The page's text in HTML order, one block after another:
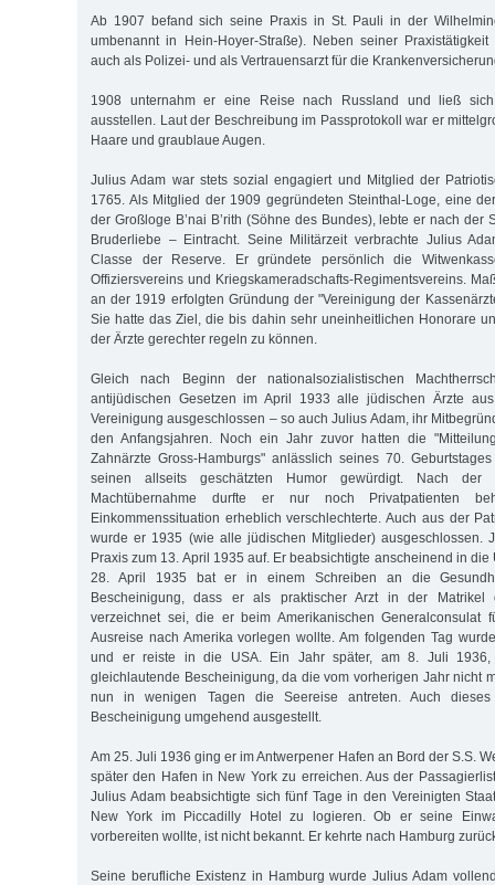
Ab 1907 befand sich seine Praxis in St. Pauli in der
umbenannt in Hein-Hoyer-Straße). Neben seiner
auch als Polizei- und als Vertrauensarzt für die
1908 unternahm er eine Reise nach Russland und ließ
ausstellen. Laut der Beschreibung im Passprotokoll war er
Haare und graublaue Augen.
Julius Adam war stets sozial engagiert und Mitglied der
1765. Als Mitglied der 1909 gegründeten Steinthal-Loge, eine
der Großloge B’nai B’rith (Söhne des Bundes), lebte er nach der
Bruderliebe – Eintracht. Seine Militärzeit verbrachte Julius
Classe der Reserve. Er gründete persönlich die
Offiziersvereins und Kriegskameradschafts-Regimentsvereins.
an der 1919 erfolgten Gründung der "Vereinigung der
Sie hatte das Ziel, die bis dahin sehr uneinheitlichen Honorare
der Ärzte gerechter regeln zu können.
Gleich nach Beginn der nationalsozialistischen
antijüdischen Gesetzen im April 1933 alle jüdischen Ärzte
Vereinigung ausgeschlossen – so auch Julius Adam, ihr
den Anfangsjahren. Noch ein Jahr zuvor hatten die
Zahnärzte Gross-Hamburgs" anlässlich seines 70.
seinen allseits geschätzten Humor gewürdigt. Nach der
Machtübernahme durfte er nur noch Privatpatienten
Einkommenssituation erheblich verschlechterte. Auch aus der
wurde er 1935 (wie alle jüdischen Mitglieder) ausgeschlossen.
Praxis zum 13. April 1935 auf. Er beabsichtigte anscheinend in die
28. April 1935 bat er in einem Schreiben an die
Bescheinigung, dass er als praktischer Arzt in der Matrikel
verzeichnet sei, die er beim Amerikanischen Generalconsulat
Ausreise nach Amerika vorlegen wollte. Am folgenden Tag
und er reiste in die USA. Ein Jahr später, am 8. Juli
gleichlautende Bescheinigung, da die vom vorherigen Jahr nicht
nun in wenigen Tagen die Seereise antreten. Auch
Bescheinigung umgehend ausgestellt.
Am 25. Juli 1936 ging er im Antwerpener Hafen an Bord der S.S.
später den Hafen in New York zu erreichen. Aus der
Julius Adam beabsichtigte sich fünf Tage in den Vereinigten
New York im Piccadilly Hotel zu logieren. Ob er seine
vorbereiten wollte, ist nicht bekannt. Er kehrte nach Hamburg
Seine berufliche Existenz in Hamburg wurde Julius Adam